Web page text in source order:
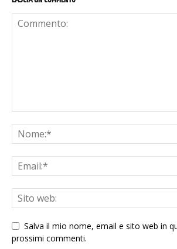
Salva il mio nome, email e sito web in
prossimi commenti.